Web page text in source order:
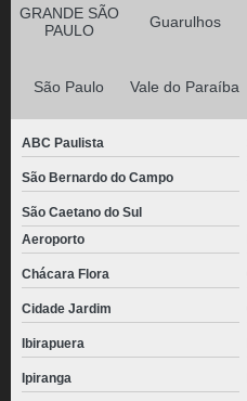
GRANDE SÃO
PAULO
Guarulhos
São Paulo Vale do Paraíba
ABC Paulista
São Bernardo do Campo
São Caetano do Sul
Aeroporto
Chácara Flora
Cidade Jardim
Ibirapuera
Ipiranga